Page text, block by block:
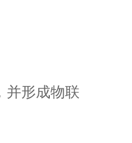
形成物联